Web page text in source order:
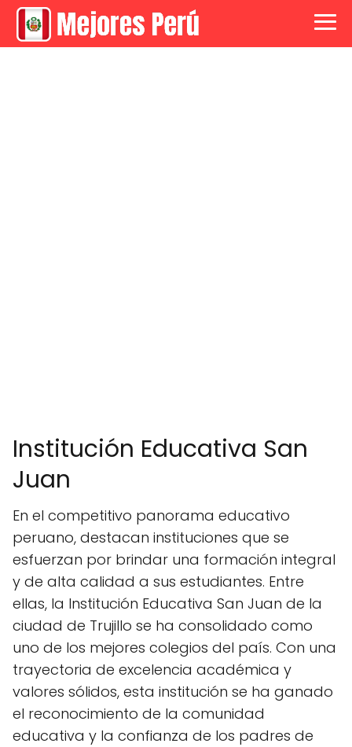
Institución Educativa San
Juan
En el competitivo panorama educativo
peruano, destacan instituciones que se
esfuerzan por brindar una formación integral
y de alta calidad a sus estudiantes. Entre
ellas, la Institución Educativa San Juan de la
ciudad de Trujillo se ha consolidado como
uno de los mejores colegios del país. Con una
trayectoria de excelencia académica y
valores sólidos, esta institución se ha ganado
el reconocimiento de la comunidad
educativa y la confianza de los padres de